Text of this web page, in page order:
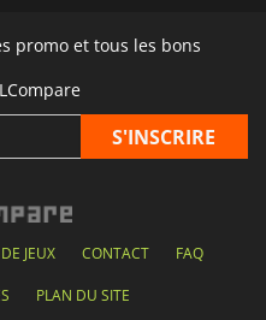
promo et tous les bons
JEUX CONTACT FAQ
PLAN DU SITE